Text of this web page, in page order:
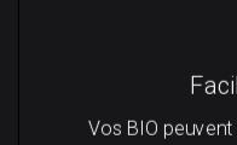
Vos BIO